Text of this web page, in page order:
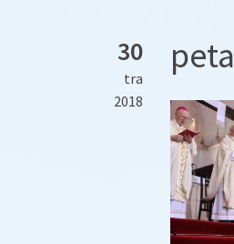
30
tra
2018